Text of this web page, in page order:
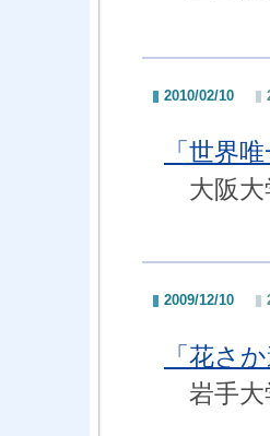
2010/02/10
「世界
大阪大
2009/12/10
「花さ
岩手大